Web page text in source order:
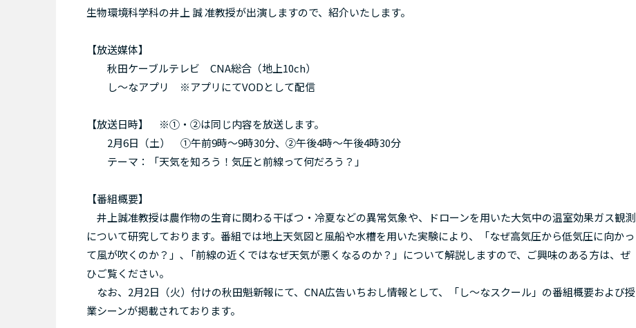
生物環境科学科の井上 誠 准教授が出演しますので、紹介いたします。
【放送媒体】
秋田ケーブルテレビ CNA総合（地上10ch）
し～なアプリ ※アプリにてVODとして配信
【放送日時】 ※①・②は同じ内容を放送します。
2月6日（土） ①午前9時～9時30分、②午後4時～午後4時30分
テーマ：「天気を知ろう！気圧と前線って何だろう？」
【番組概要】
井上誠准教授は農作物の生育に関わる干ばつ・冷夏などの異常気象や、ドローンを用いた大気中の温室効果ガス観測
について研究しております。番組では地上天気図と風船や水槽を用いた実験により、「なぜ高気圧から低気圧に向かっ
て風が吹くのか？」､「前線の近くではなぜ天気が悪くなるのか？」について解説しますので、ご興味のある方は、ぜ
ひご覧ください。
なお、2月2日（火）付けの秋田魁新報にて、CNA広告いちおし情報として、「し～なスクール」の番組概要および授
業シーンが掲載されております。